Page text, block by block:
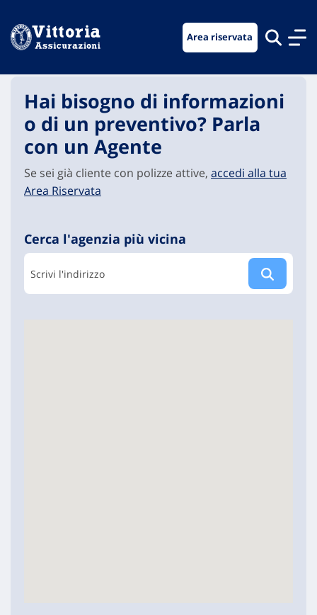
menu
navigazione
contenuto
footer
Area riservata
Hai bisogno di informazioni
o di un preventivo? Parla
con un Agente
Se sei già cliente con polizze attive, accedi alla tua
Area Riservata
Cerca l'agenzia più vicina